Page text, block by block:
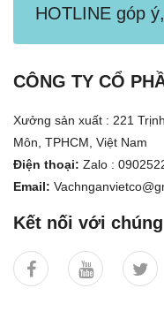
HOTLINE góp
CÔNG TY CỔ
Xưởng sản xuất : 221
Môn, TPHCM, Việt Nam
Điện thoại: Zalo :
Email:
Kết nối với